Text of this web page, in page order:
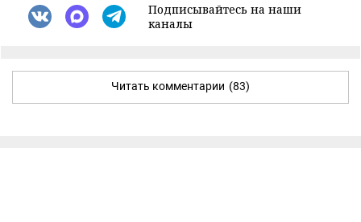
Подписывайтесь на наши
каналы
Читать комментарии (83)